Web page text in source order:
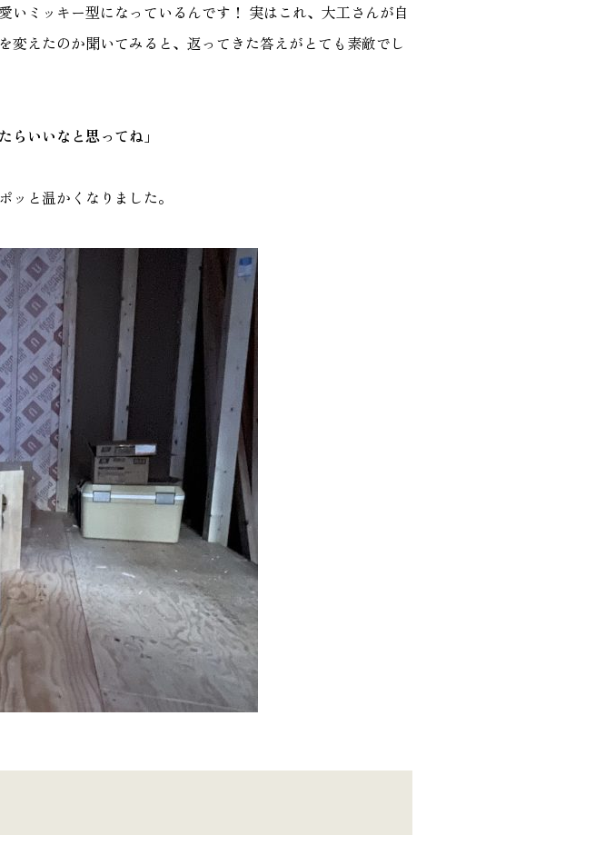
ミッキー型になっているんです！ 実はこれ、大工さんが自
えたのか聞いてみると、返ってきた答えがとても素敵でし
らいいなと思ってね」
と温かくなりました。